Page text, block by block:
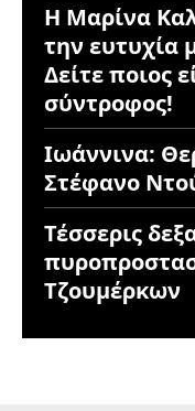
Η Μαρίνα
την ευτυχία
Δείτε ποιος
σύντροφος!
Ιωάννινα:
Στέφανο
Τέσσερις
Τζουμέρκων